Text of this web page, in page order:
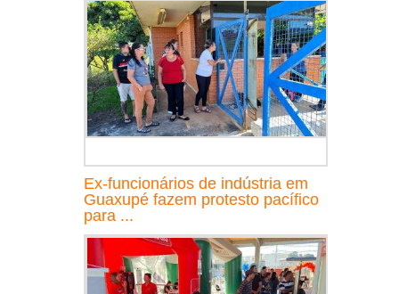
Ex-funcionários de indústria em
Guaxupé fazem protesto pacífico
para ...